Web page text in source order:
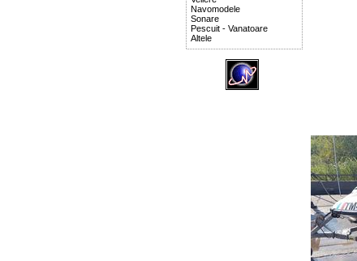
Navomodele
Sonare
Pescuit - Vanatoare
Altele